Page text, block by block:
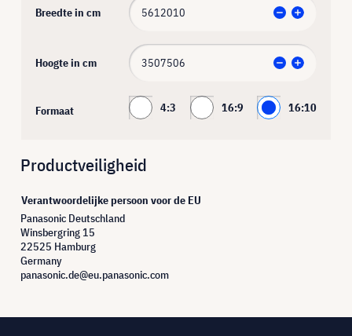
Breedte in cm
Hoogte in cm
Formaat 4:3 16:9 16:10
Productveiligheid
Verantwoordelijke persoon voor de EU
Panasonic Deutschland
Winsbergring 15
22525 Hamburg
Germany
panasonic.de@eu.panasonic.com